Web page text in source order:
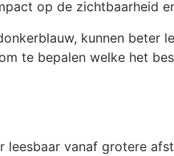
op de zichtbaarheid
kunnen beter
te bepalen welke het
vanaf grotere